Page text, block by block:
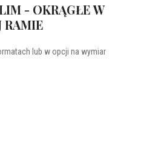
- OKRĄGŁE W
RAMIE
lub w opcji na wymiar